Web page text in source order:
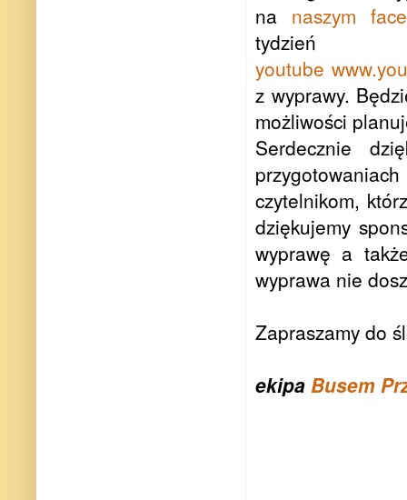
na naszym
youtube
z wyprawy.
możliwości
Serdecznie
czytelnikom,
dziękujemy
wyprawę a
wyprawa nie
Zapraszamy do
ekipa Busem